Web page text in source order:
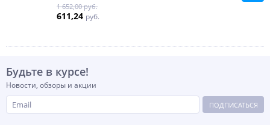
1 652,00 руб.
611,24 руб.
Будьте в курсе!
Новости, обзоры и акции
ПОДПИСАТЬСЯ